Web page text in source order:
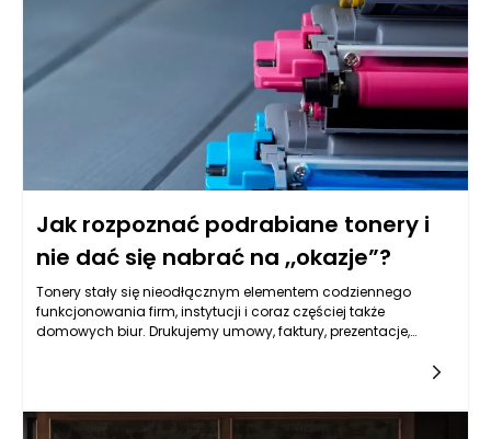
Jak rozpoznać podrabiane tonery i
nie dać się nabrać na „okazje”?
Tonery stały się nieodłącznym elementem codziennego
funkcjonowania firm, instytucji i coraz częściej także
domowych biur. Drukujemy umowy, faktury, prezentacje,
żywotność drukarki, bezpieczeństwo pracy oraz realne koszty